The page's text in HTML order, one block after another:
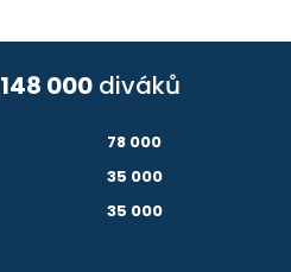
148 000 diváků
78 000
35 000
35 000